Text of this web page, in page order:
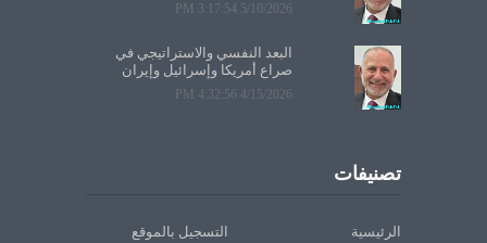
5/10/2026 3:17:54 PM
البعد النفسي والاستراتيجي في
صراع أمريكا وإسرائيل وإيران
4/15/2026 4:32:56 PM
تصنيفات
الرئيسية التسجيل بالموقع